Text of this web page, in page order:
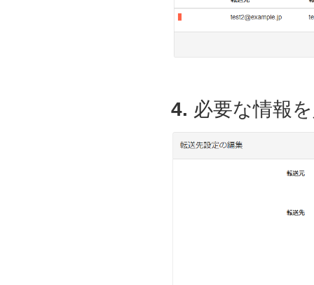
4. 必要な情報